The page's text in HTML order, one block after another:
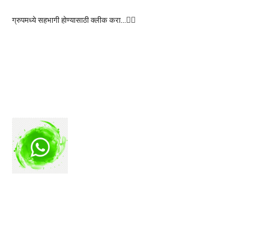
ग्रुपमध्ये सहभागी होण्यासाठी क्लीक करा…👆🏻